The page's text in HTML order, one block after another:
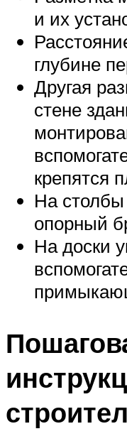
и их
глубине
Другая
стене
крепятся
На столбы
опорный
На доски